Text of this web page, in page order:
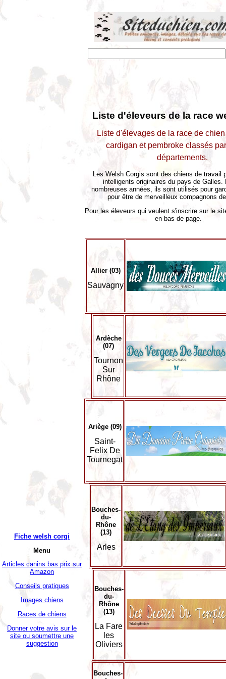
Fiche welsh corgi
Menu
Articles canins bas prix sur
Amazon
Conseils pratiques
Images chiens
Races de chiens
Donner votre avis sur le
site ou soumettre une
suggestion
Liste d'éleveurs de la race
Liste d'élevages de la race de
cardigan et pembroke classés
départements.
Les Welsh Corgis sont des chiens de travail
intelligents originaires du pays de Galles.
nombreuses années, ils sont utilisés pour
pour être de merveilleux compagnons
Pour les éleveurs qui veulent s'inscrire sur le
en bas de page.
Allier (03)
Sauvagny
Ardèche
(07)
Tournon
Sur
Rhône
Ariège (09)
Saint-
Felix De
Tournegat
Bouches-
du-
Rhône
(13)
Arles
Bouches-
du-
Rhône
(13)
La Fare
les
Oliviers
Bouches-